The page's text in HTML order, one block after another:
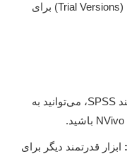
می‌توانید از نسخه‌های آزمایشی رایگان (Trial Versions) برای
مانند SPSS، می‌توانید به
ابزار قدرتمند دیگر برای